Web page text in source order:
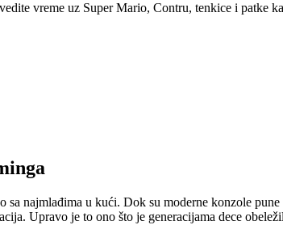
vreme uz Super Mario, Contru, tenkice i patke
najmlađima u kući. Dok su moderne konzole
Upravo je to ono što je generacijama dece